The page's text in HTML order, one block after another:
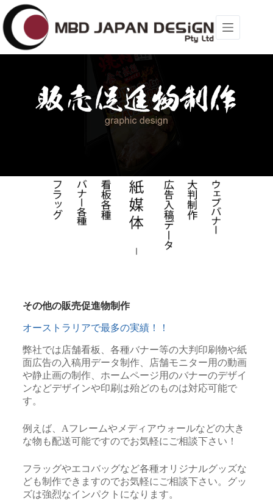
ン
テ
ン
ツ
その他の販売促進物制作
オーストラリアで最多の実績！！
弊社では店舗看板、各種バナー等の大判印刷物や紙
面広告の入稿用データ制作、店舗モニター用の動画
や静止画の制作、ホームページ用のバナーのデザイ
ンなどデザインや印刷は殆どのものは対応可能で
す。
例えば、Aフレームやメディアウォールなどの大き
な物も配送可能ですのでお気軽にご相談下さい！
フラッグやエコバッグなど各種オリジナルグッズな
ども制作できますのでお気軽にご相談下さい。グッ
ズは強烈なインパクトになります。